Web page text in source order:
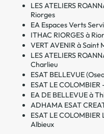
LES ATELIERS
Riorges
EA Espaces Verts
ITHAC RIORGES à
VERT AVENIR à Saint
LES ATELIERS
Charlieu
ESAT BELLEVUE
ESAT LE
EA DE BELLEVUE à
ADHAMA ESAT
ESAT LE COLOMBIER
Albieux